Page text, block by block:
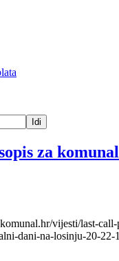
Idi
za
vijesti/last-call-
dani-na-losinju-20-22-